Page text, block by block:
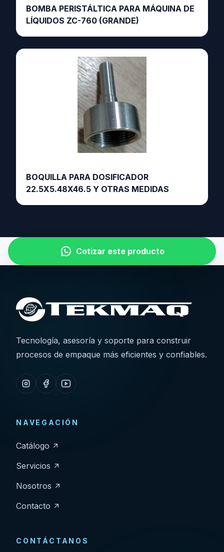
BOMBA PERISTÁLTICA PARA MÁQUINA DE
LÍQUIDOS ZC-760 (GRANDE)
BOQUILLA PARA DOSIFICADOR
22.5X5.48X46.5 Y OTRAS MEDIDAS
Cotizar este producto
Tecnología, asesoría y soporte para construir
procesos de empaque más eficientes y confiables.
NAVEGACIÓN
Catálogo
Servicios
Nosotros
Contacto
CONTÁCTANOS